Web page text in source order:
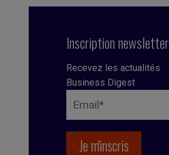
Inscription newsletter
Recevez les actualités
Business Digest